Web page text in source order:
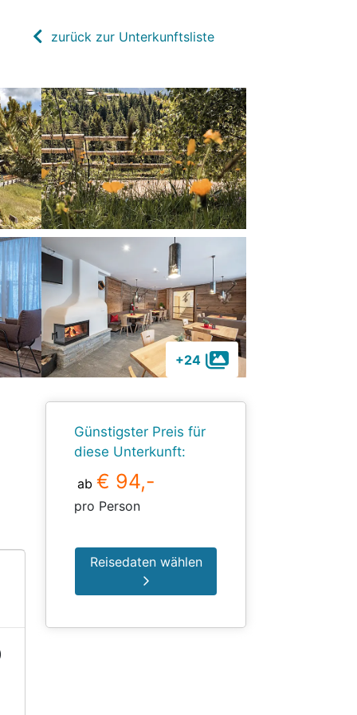
zurück zur Unterkunftsliste
+24
Günstigster Preis für
diese Unterkunft:
ab € 94,-
pro Person
Reisedaten wählen